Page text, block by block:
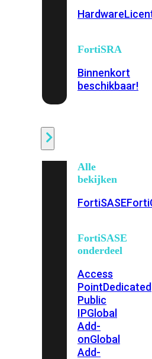
Hardware
FortiSRA
Binnenkort
beschikbaar!
Alle
bekijken
FortiSASE
FortiSASE
onderdeel
Access
PointDedicated
Public
IPGlobal
Add-
onGlobal
Add-